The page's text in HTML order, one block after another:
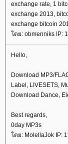
exchange rate, 1
exchange 2013,
exchange bitcoin
ดย: obmenniks IP:
Hello,
Download MP3/
Label, LIVESETS,
Download Dance,
Best regards,
0day MP3s
ดย: MolellaJok IP: